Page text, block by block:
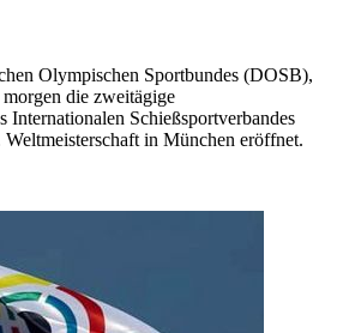
Olympischen Sportbundes (DOSB),
die zweitägige
Internationalen Schießsportverbandes
in München eröffnet.